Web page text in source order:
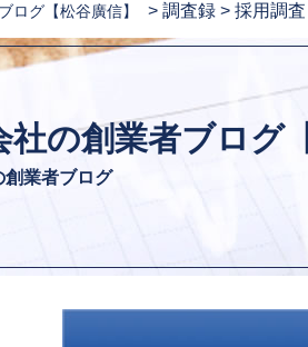
ログ【松谷廣信】 > 調査録 > 採用調査
社の創業者ブログ
創業者ブログ